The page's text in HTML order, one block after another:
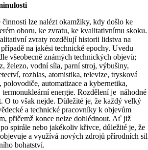
lze nalézt okamžiky, kdy došlo ke
oboru, ke zvratu, ke kvalitativnímu skoku.
zvraty rozdělují historii lidstva na
na jakési technické epochy. Uvedu
všeobecně známých technických objevů;
železo, vodní síla, parní stroj, výbušiny,
rozhlas, atomistika, televize, trysková
polovodiče, automatizace a kybernetika,
energie. Rozdělení je náhodné
O to však nejde. Důležité je, že každý velký
a technické pracovníky k objevům
přičemž konce nelze dohlédnout. Ať již
spirále nebo jakékoliv křivce, důležité je, že
a využívá nových zdrojů přírodních sil
bohatství.